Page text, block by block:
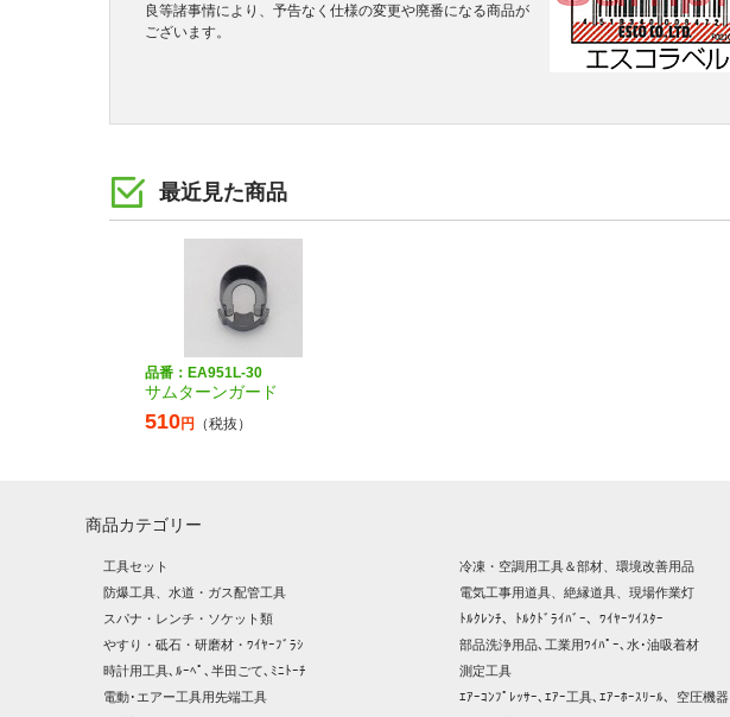
良等諸事情により、予告なく仕様の変更や廃番になる商品が
ございます。
最近見た商品
品番：EA951L-30
サムターンガード
510円 （税抜）
商品カテゴリー
工具セット 冷凍・空調用工具＆部材、環境改善用品
防爆工具、水道・ガス配管工具
電気工事用道具、絶縁道具、現場作業灯
スパナ・レンチ・ソケット類
ﾄﾙｸﾚﾝﾁ、ﾄﾙｸﾄﾞﾗｲﾊﾞｰ、ﾜｲﾔｰﾂｲｽﾀｰ
やすり・砥石・研磨材・ﾜｲﾔｰﾌﾞﾗｼ
部品洗浄用品､工業用ﾜｲﾊﾟｰ､水･油吸着材
時計用工具､ﾙｰﾍﾟ､半田ごて､ﾐﾆﾄｰﾁ
測定工具
電動･エアー工具用先端工具
ｴｱｰｺﾝﾌﾟﾚｯｻｰ､ｴｱｰ工具､ｴｱｰﾎｰｽﾘｰﾙ、空圧機器